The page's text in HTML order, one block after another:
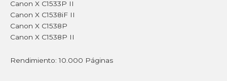
Canon X C1533P II
Canon X C1538iF II
Canon X C1538P
Canon X C1538P II
Rendimiento: 10.000 Páginas